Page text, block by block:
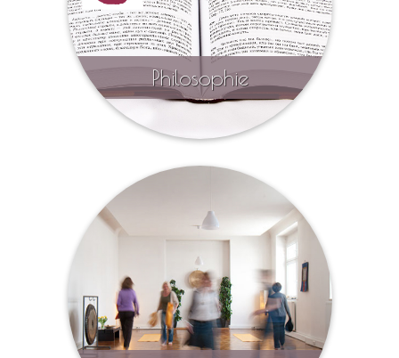
hier erfahren Sie mehr
Philosophie
hier erfahren Sie mehr